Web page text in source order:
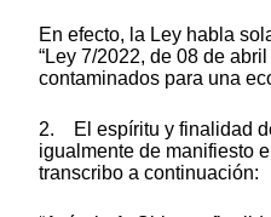
En efecto, la Ley habla
“Ley 7/2022, de 08 de
contaminados para una
2. El espíritu y finalidad
igualmente de manifiesto
transcribo a continuación: